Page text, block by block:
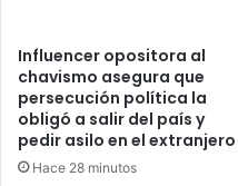
Influencer opositora al
chavismo asegura que
persecución política la
obligó a salir del país y
pedir asilo en el extranjero
Hace 28 minutos